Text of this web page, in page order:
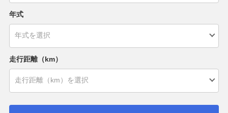
年式
走行距離（km）